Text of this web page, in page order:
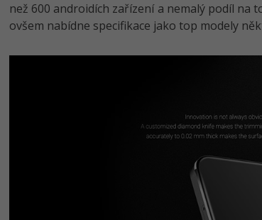
než 600 androidích zařízení a nemalý podíl na
ovšem nabídne specifikace jako top modely